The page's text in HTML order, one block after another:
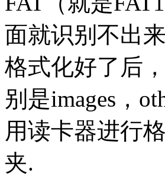
面就识别不出
格式化好了后
别是images，
用读卡器进行
夹.